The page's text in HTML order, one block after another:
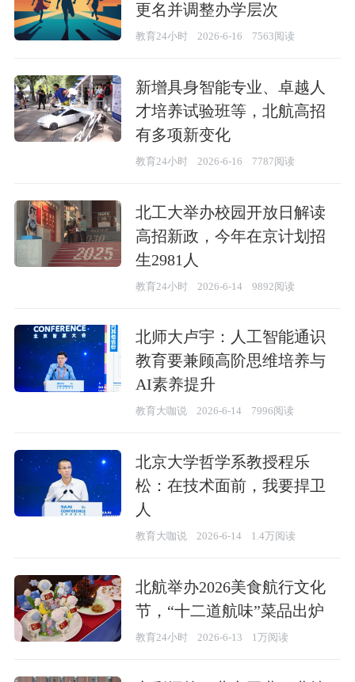
更名并调整办学层次
教育24小时 2026-6-16 7563阅读
新增具身智能专业、卓越人
才培养试验班等，北航高招
有多项新变化
教育24小时 2026-6-16 7787阅读
北工大举办校园开放日解读
高招新政，今年在京计划招
生2981人
教育24小时 2026-6-14 9892阅读
北师大卢宇：人工智能通识
教育要兼顾高阶思维培养与
AI素养提升
教育大咖说 2026-6-14 7996阅读
北京大学哲学系教授程乐
松：在技术面前，我要捍卫
人
教育大咖说 2026-6-14 1.4万阅读
北航举办2026美食航行文化
节，“十二道航味”菜品出炉
教育24小时 2026-6-13 1万阅读